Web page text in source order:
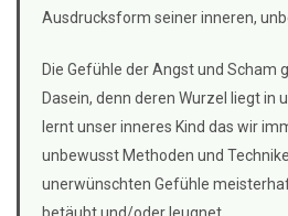
Ausdrucksform seiner inneren,
Die Gefühle der Angst und Scham
Dasein, denn deren Wurzel liegt in
lernt unser inneres Kind das wir
unbewusst Methoden und
unerwünschten Gefühle